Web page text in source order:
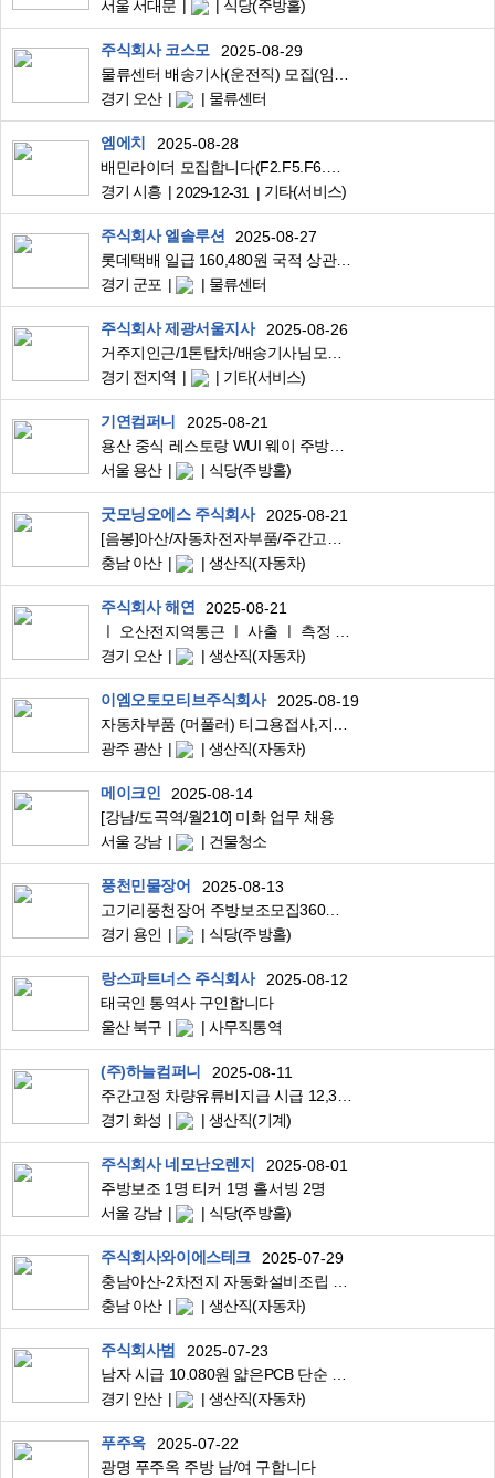
서울 서대문 식당(주방홀)
주식회사 코스모
2025-08-29
경기 오산
물류센터
엠에치
2025-08-28
경기 시흥
2029-12-31 기타(서비스)
주식회사 엘솔루션
2025-08-27
롯데택배 일급 160,480원 국적 상관없이 F비자 H비자 모집중
경기 군포
물류센터
주식회사 제광서울지사
2025-08-26
경기 전지역
기타(서비스)
기연컴퍼니
2025-08-21
서울 용산
식당(주방홀)
굿모닝오에스 주식회사
2025-08-21
충남 아산
생산직(자동차)
주식회사 해연
2025-08-21
경기 오산
생산직(자동차)
이엠오토모티브주식회사
2025-08-19
광주 광산
생산직(자동차)
메이크인
2025-08-14
[강남/도곡역/월210] 미화 업무 채용
서울 강남
건물청소
풍천민물장어
2025-08-13
고기리풍천장어 주방보조모집360만원
경기 용인
식당(주방홀)
랑스파트너스 주식회사
2025-08-12
태국인 통역사 구인합니다
울산 북구
사무직통역
(주)하늘컴퍼니
2025-08-11
경기 화성
생산직(기계)
주식회사 네모난오렌지
2025-08-01
주방보조 1명 티커 1명 홀서빙 2명
서울 강남
식당(주방홀)
주식회사와이에스테크
2025-07-29
충남 아산
생산직(자동차)
주식회사범
2025-07-23
경기 안산
생산직(자동차)
푸주옥
2025-07-22
광명 푸주옥 주방 남/여 구합니다